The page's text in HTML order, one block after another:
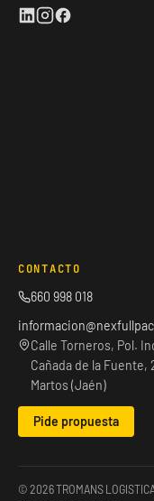
CONTACTO
660 998 018
Calle Torneros, Pol.
Cañada de la Fuente,
Martos (Jaén)
Pide propuesta
© 2026 TROMANS